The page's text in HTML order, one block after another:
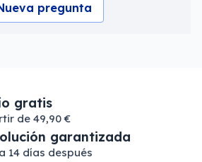
pregunta
gratis
de 49,90 €
garantizada
14 días después